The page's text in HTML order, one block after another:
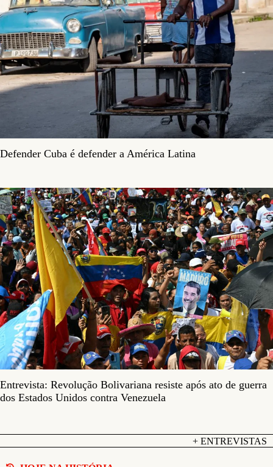
Defender Cuba é defender a América Latina
Entrevista: Revolução Bolivariana resiste após ato de guerra
dos Estados Unidos contra Venezuela
+ ENTREVISTAS